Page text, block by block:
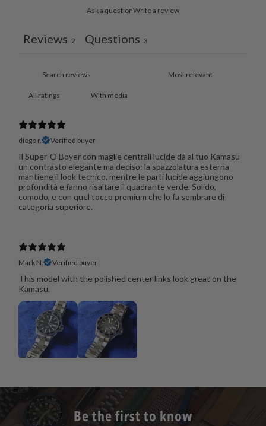
Ask a questionWrite a review
Reviews 2 Questions 3
With media
diego r. Verified buyer
Il Super‑O Boyer con maglie centrali lucide dà al tuo Kamasu
un contrasto elegante ma deciso: la spazzolatura esterna
mantiene il look tecnico, mentre le parti lucide aggiungono
profondità e fanno risaltare il quadrante verde. Solido,
comodo, e con quel tocco premium che lo fa sembrare di
categoria superiore.
Mark N. Verified buyer
This model with the polished center links look great on the
Kamasu.
Be the first to know